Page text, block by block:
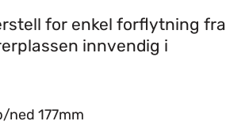
for enkel forflytning fra
innvendig i
ned 177mm